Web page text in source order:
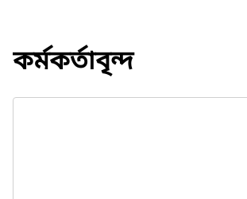
কর্মকর্তাবৃন্দ